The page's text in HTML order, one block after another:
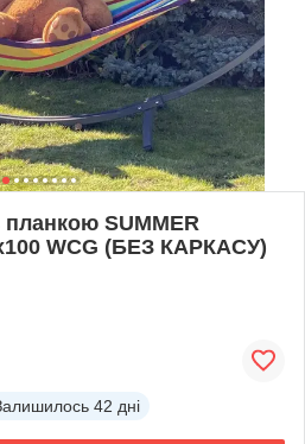
планкою SUMMER
WCG (БЕЗ КАРКАСУ)
42 дні